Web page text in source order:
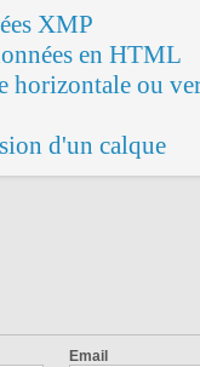
XMP
en HTML
horizontale ou
d'un calque
Email